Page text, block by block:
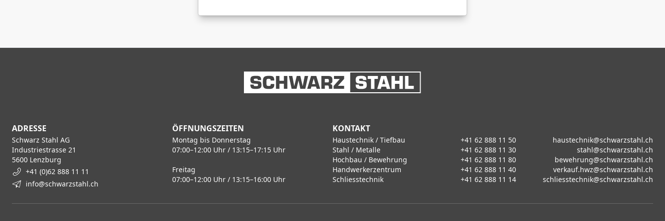
ADRESSE
Schwarz Stahl AG
Industriestrasse 21
5600 Lenzburg
+41 (0)62 888 11 11
info@schwarzstahl.ch
ÖFFNUNGSZEITEN
Montag bis Donnerstag
07:00–12:00 Uhr / 13:15–17:15 Uhr
Freitag
07:00–12:00 Uhr / 13:15–16:00 Uhr
KONTAKT
Haustechnik / Tiefbau +41 62 888 11 50
haustechnik@schwarzstahl.ch
Stahl / Metalle
+41 62 888 11 30
stahl@schwarzstahl.ch
Hochbau / Bewehrung
+41 62 888 11 80
bewehrung@schwarzstahl.ch
Handwerkerzentrum
+41 62 888 11 40
verkauf.hwz@schwarzstahl.ch
Schliesstechnik
+41 62 888 11 14 schliesstechnik@schwarzstahl.ch